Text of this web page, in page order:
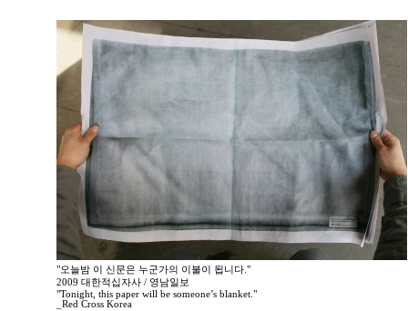
"오늘밤 이 신문은 누군가의 이불이 됩니다."
2009 대한적십자사 / 영남일보
"Tonight, this paper will be someone’s blanket."
_Red Cross Korea